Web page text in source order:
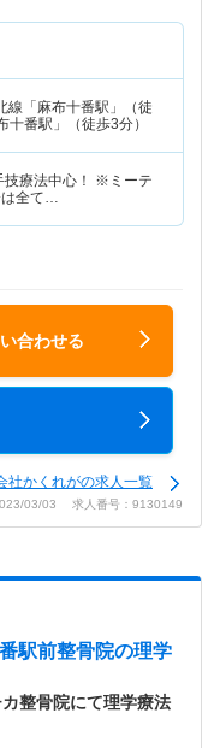
線「麻布十番駅」（徒
番駅」（徒歩3分）
技療法中心！ ※ミーテ
は全て…
合わせる
社かくれがの求人一覧
03/03 求人番号：9130149
駅前整骨院の理学
整骨院にて理学療法